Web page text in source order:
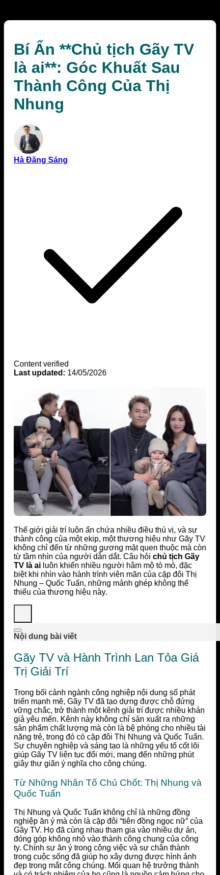
Bí Ẩn **Chủ tịch Gãy TV
là ai**: Góc Khuất Sau
Thành Công Của Thị
Nhung
Hà Đăng Sáng
Content verified
Last updated: 14/05/2026
Thế giới giải trí luôn ẩn chứa nhiều điều thú vị, và sự
thành công của một ekip, một thương hiệu như Gãy TV
không chỉ đến từ những gương mặt quen thuộc mà còn
từ tầm nhìn của người dẫn dắt. Câu hỏi chủ tịch Gãy
TV là ai luôn khiến nhiều người hâm mộ tò mò, đặc
biệt khi nhìn vào hành trình viên mãn của cặp đôi Thị
Nhung – Quốc Tuấn, những mảnh ghép không thể
thiếu của thương hiệu này.
Nội dung bài viết
Gãy TV và Hành Trình Lan Tỏa Giá
Trị Giải Trí
Trong bối cảnh ngành công nghiệp nội dung số phát
triển mạnh mẽ, Gãy TV đã tạo dựng được chỗ đứng
vững chắc, trở thành một kênh giải trí được nhiều khán
giả yêu mến. Kênh này không chỉ sản xuất ra những
sản phẩm chất lượng mà còn là bệ phóng cho nhiều tài
năng trẻ, trong đó có cặp đôi Thị Nhung và Quốc Tuấn.
Sự chuyên nghiệp và sáng tạo là những yếu tố cốt lõi
giúp Gãy TV liên tục đổi mới, mang đến những phút
giây thư giãn ý nghĩa cho công chúng.
Từ Những Nhân Tố Chủ Chốt: Thị Nhung và
Quốc Tuấn
Thị Nhung và Quốc Tuấn không chỉ là những đồng
nghiệp ăn ý mà còn là cặp đôi “tiên đồng ngọc nữ” của
Gãy TV. Họ đã cùng nhau tham gia vào nhiều dự án,
đóng góp không nhỏ vào thành công chung của công
ty. Chính sự ăn ý trong công việc và sự chân thành
trong cuộc sống đã giúp họ xây dựng được hình ảnh
đẹp trong mắt công chúng. Mối quan hệ trưởng thành